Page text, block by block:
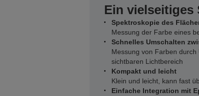
Ein vielseitiges
Spektroskopie des
Messung der Farbe eines
Schnelles Umschalten
Messung von Farben
sichtbaren Lichtbereich
Kompakt und leicht
Klein und leicht, kann fast
Einfache Integration mit